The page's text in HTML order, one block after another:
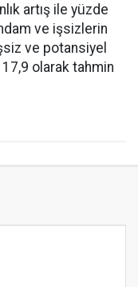
artış ile yüzde
ve işsizlerin
ve potansiyel
olarak tahmin